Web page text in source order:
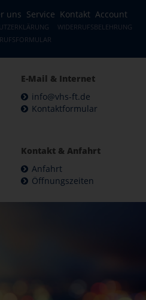
uns Service Kontakt Account
WIDERRUFSBELEHRUNG
E-Mail & Internet
info@vhs-ft.de
Kontaktformular
Kontakt & Anfahrt
Anfahrt
Öffnungszeiten